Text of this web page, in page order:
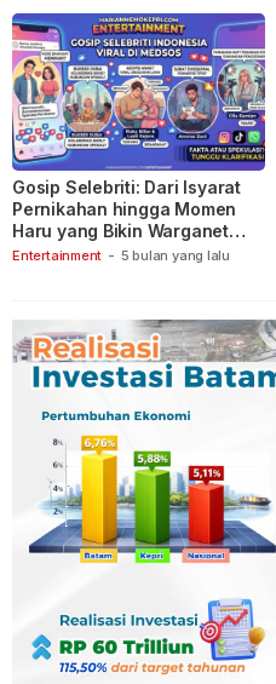
Entertainment - 5 bulan yang lalu
Gosip Selebriti: Dari Isyarat
Pernikahan hingga Momen
Haru yang Bikin Warganet
Berspekulasi